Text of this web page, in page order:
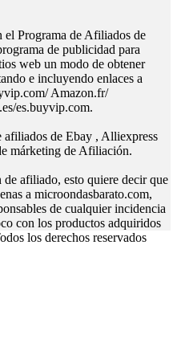
el Programa de Afiliados de
de publicidad para
web un modo de obtener
e incluyendo enlaces a
Amazon.fr/
es.buyvip.com.
afiliados de Ebay , Alliexpress
márketing de Afiliación.
afiliado, esto quiere decir que
a microondasbarato.com,
de cualquier incidencia
con los productos adquiridos
los derechos reservados